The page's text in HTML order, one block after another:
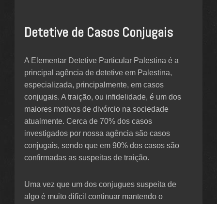
Detetive de Casos Conjugais
A Elementar Detetive Particular Palestina é a
principal agência de detetive em Palestina,
especializada, principalmente, em casos
conjugais. A traição, ou infidelidade, é um dos
maiores motivos de divórcio na sociedade
atualmente. Cerca de 70% dos casos
investigados por nossa agência são casos
conjugais, sendo que em 90% dos casos são
confirmadas as suspeitas de traição.
Uma vez que um dos conjugues suspeita de
algo é muito difícil continuar mantendo o